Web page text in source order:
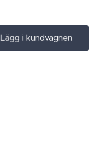
Lägg i kundvagnen